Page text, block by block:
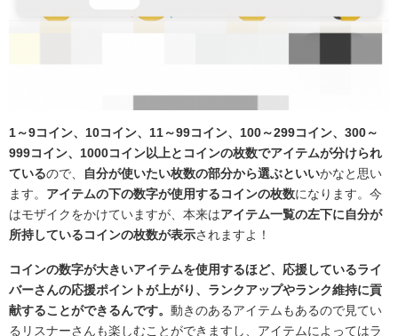
1～9コイン、10コイン、11～99コイン、100～299コイン、300～
999コイン、1000コイン以上とコインの枚数でアイテムが分けられ
ているので、 自分が使いたい枚数の部分から選ぶといいかなと思い
ます。 アイテムの下の数字が使用するコインの枚数になります。今
はモザイクをかけていますが、本来はアイテム一覧の左下に自分が
所持しているコインの枚数が表示されますよ！
コインの数字が大きいアイテムを使用するほど、応援しているライ
バーさんの応援ポイントが上がり、ランクアップやランク維持に貢
献することができるんです。 動きのあるアイテムもあるので見てい
るリスナーさんも楽しむことができますし、アイテムによってはラ